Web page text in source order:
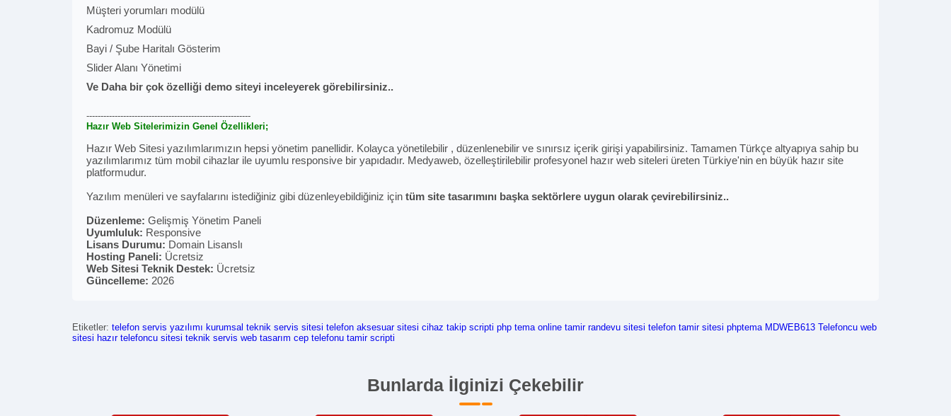
Müşteri yorumları modülü
Kadromuz Modülü
Bayi / Şube Haritalı Gösterim
Slider Alanı Yönetimi
Ve Daha bir çok özelliği demo siteyi inceleyerek görebilirsiniz..
----------------------------------------------------------
Hazır Web Sitelerimizin Genel Özellikleri;
Hazır Web Sitesi yazılımlarımızın hepsi yönetim panellidir. Kolayca yönetilebilir , düzenlenebilir ve sınırsız içerik girişi yapabilirsiniz. Tamamen Türkçe altyapıya sahip bu
yazılımlarımız tüm mobil cihazlar ile uyumlu responsive bir yapıdadır. Medyaweb, özelleştirilebilir profesyonel hazır web siteleri üreten Türkiye'nin en büyük hazır site
platformudur.
Yazılım menüleri ve sayfalarını istediğiniz gibi düzenleyebildiğiniz için tüm site tasarımını başka sektörlere uygun olarak çevirebilirsiniz..
Düzenleme: Gelişmiş Yönetim Paneli
Uyumluluk: Responsive
Lisans Durumu: Domain Lisanslı
Hosting Paneli: Ücretsiz
Web Sitesi Teknik Destek: Ücretsiz
Güncelleme: 2026
Etiketler: telefon servis yazılımı kurumsal teknik servis sitesi telefon aksesuar sitesi cihaz takip scripti php tema online tamir randevu sitesi telefon tamir sitesi phptema MDWEB613 Telefoncu web
sitesi hazır telefoncu sitesi teknik servis web tasarım cep telefonu tamir scripti
Bunlarda İlginizi Çekebilir